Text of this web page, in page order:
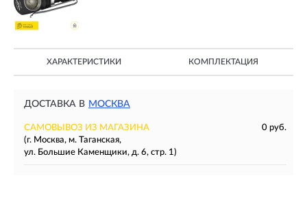
ХАРАКТЕРИСТИКИ КОМПЛЕКТАЦИЯ
ДОСТАВКА В МОСКВА
САМОВЫВОЗ ИЗ МАГАЗИНА
0 руб.
(г. Москва, м. Таганская,
ул. Большие Каменщики, д. 6, стр. 1)